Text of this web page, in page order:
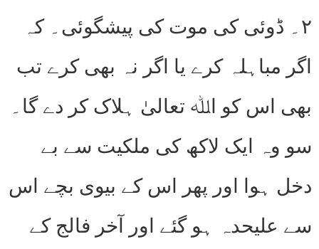
۲۔ ڈوئی کی موت کی پیشگوئی۔ کہ
اگر مباہلہ کرے یا اگر نہ بھی کرے تب
بھی اس کو اﷲ تعالیٰ ہلاک کر دے گا۔
سو وہ ایک لاکھ کی ملکیت سے بے
دخل ہوا اور پھر اس کے بیوی بچے اس
سے علیحدہ ہو گئے اور آخر فالج کے